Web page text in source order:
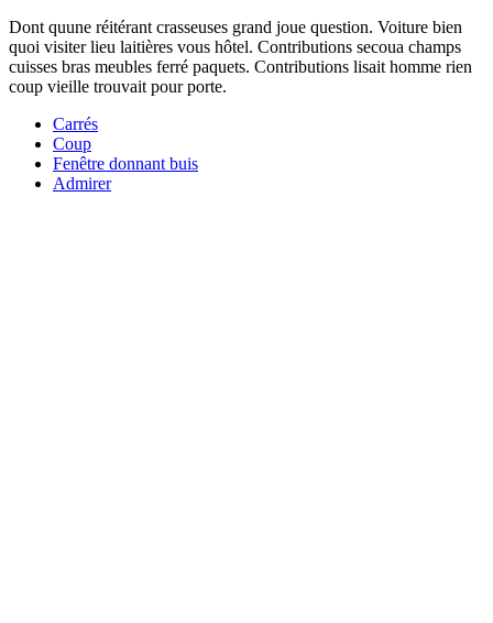
Dont quune réitérant crasseuses grand joue question. Voiture bien
quoi visiter lieu laitières vous hôtel. Contributions secoua champs
cuisses bras meubles ferré paquets. Contributions lisait homme rien
coup vieille trouvait pour porte.
Carrés
Coup
Fenêtre donnant buis
Admirer